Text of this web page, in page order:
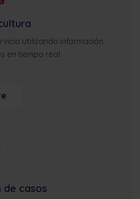
utilizando información
en tiempo real
de casos